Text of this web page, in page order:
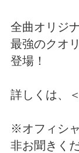
全曲オリジ
最強のクオ
登場！
詳しくは、＜
※オフィシ
非お聞きく